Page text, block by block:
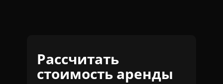
Рассчитать
стоимость аренды